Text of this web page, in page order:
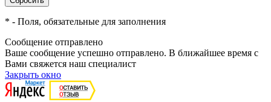
* - Поля, обязательные для заполнения
Сообщение отправлено
Ваше сообщение успешно отправлено. В ближайшее время с
Вами свяжется наш специалист
Закрыть окно